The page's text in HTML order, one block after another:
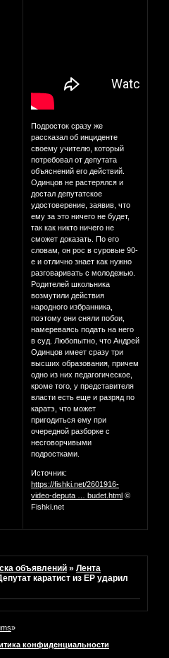
Подросток сразу же
рассказал об инциденте
своему учителю, который
потребовал от депутата
объяснений его действий.
Одинцов не растерялся и
достал депутатское
удостоверение, заявив, что
ему за это ничего не будет,
так как никто ничего не
сможет доказать. По его
словам, он рос в суровые 90-
е и отлично знает как нужно
разговаривать с молодежью.
Родителей школьника
возмутили действия
народного избранника,
поэтому они сняли побои,
намереваясь подать на него
в суд. Любопытно, что Андрей
Одинцов имеет сразу три
высших образования, причем
одно из них педагогическое,
кроме того, у представителя
власти есть еще и разряд по
каратэ, что может
пригодиться ему при
очередной разборке с
несговорчивыми
подростками.
Источник:
https://fishki.net/2601916-
video-deputa … budet.html ©
Fishki.net
объявлений »Лента
каратист из ЕР ударил
»
конфиденциальности